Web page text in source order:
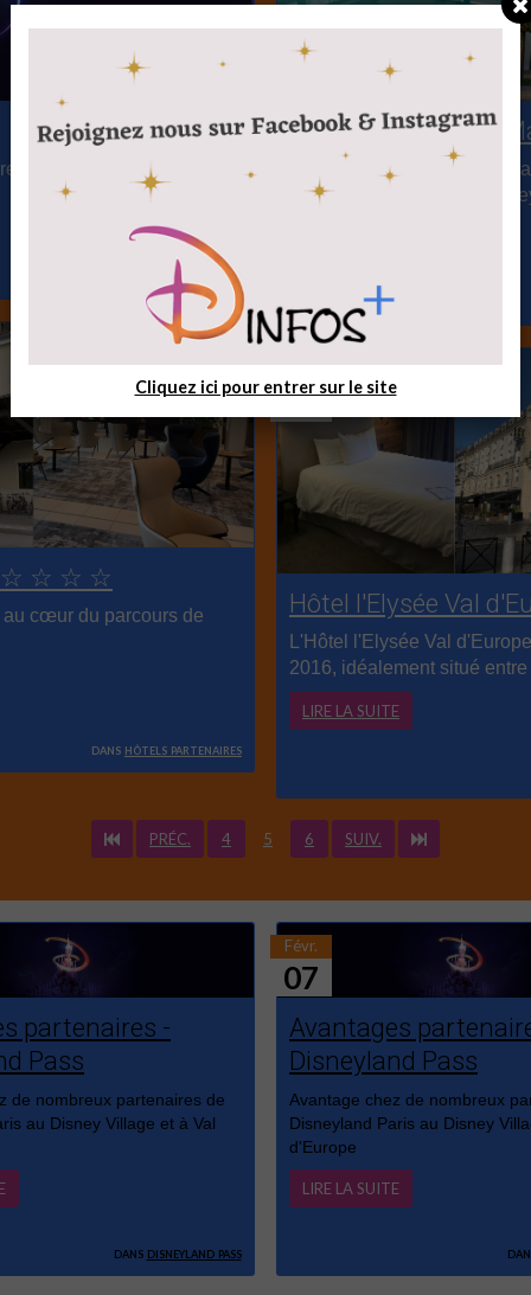
merchandisings
de Disneyland Paris
Aparthôtel Adagio
L'aparthôtel Adagio
toute commodité et de
☆ ☆ ☆ ☆
dans hôtels partenaires
cœur du parcours de
15
Févr.
Hôtel l'Elysée Val
L'Hôtel l'Elysée Val
2016, idéalement situé
LIRE LA SUITE
PRÉC. 4 5 6 SUIV.
partenaires -
Pass
dans disneyland pass
de nombreux partenaires de
au Disney Village et à Val
07
Févr.
Avantages
Disneyland Pass
Avantage chez de nombreux
Disneyland Paris au Disney
d'Europe
LIRE LA SUITE
Cliquez ici pour entrer sur le site